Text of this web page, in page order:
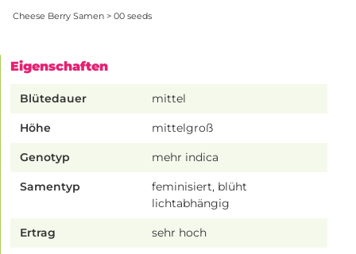
Cheese Berry Samen > 00 seeds
Eigenschaften
Blütedauer mittel
Höhe mittelgroß
Genotyp mehr indica
Samentyp
feminisiert, blüht
lichtabhängig
Ertrag sehr hoch